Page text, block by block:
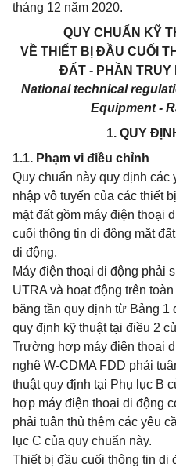
tháng 12 năm 2020.
QUY CHUẨN KỸ
VỀ THIẾT BỊ ĐẦU CUỐI
ĐẤT - PHẦN TRUY
National technical
Equipment -
1. QUY
1.1. Phạm vi điều chỉnh
Quy chuẩn này quy định các
nhập vô tuyến của các thiết
mặt đất gồm máy điện thoại
cuối thông tin di động mặt
di động.
Máy điện thoại di động phải
UTRA và hoạt động trên
băng tần quy định từ Bảng 1
quy định kỹ thuật tại điều 2
Trường hợp máy điện thoại
nghệ W-CDMA FDD phải
thuật quy định tại Phụ lục B
hợp máy điện thoại di động
phải tuân thủ thêm các yêu
lục C của quy chuẩn này.
Thiết bị đầu cuối thông tin di